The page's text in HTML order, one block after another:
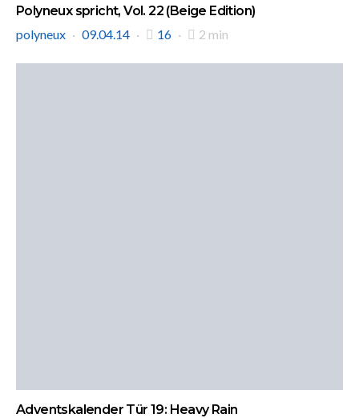
Polyneux spricht, Vol. 22 (Beige Edition)
polyneux
09.04.14 16 2 min
Adventskalender Tür 19: Heavy Rain